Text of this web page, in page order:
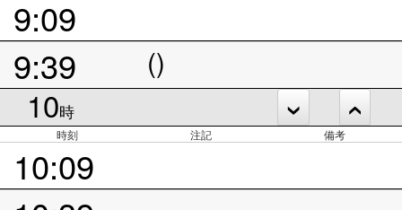
9:09
9:39
()
10時
時刻 注記 備考
10:09